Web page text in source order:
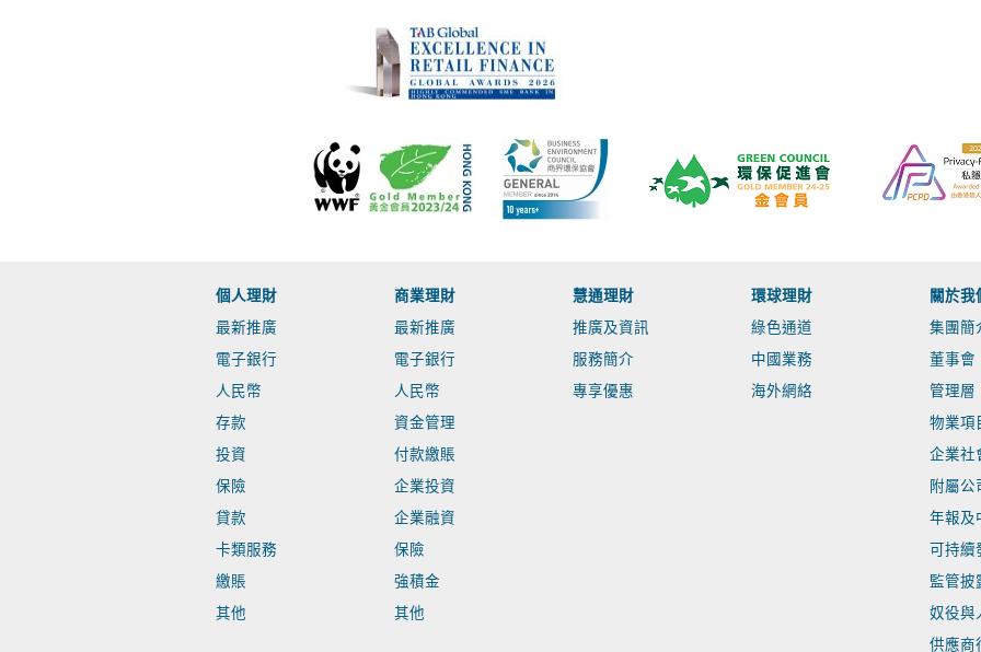
個人理財
最新推廣
電子銀行
人民幣
存款
投資
保險
貸款
卡類服務
繳賬
其他
商業理財
最新推廣
電子銀行
人民幣
資金管理
付款繳賬
企業投資
企業融資
保險
強積金
其他
慧通理財
推廣及資訊
服務簡介
專享優惠
環球理財
綠色通道
中國業務
海外網絡
關於我
集團簡
董事會
管理層
物業項
企業社
附屬公
年報及
可持續
監管披
奴役與
供應商